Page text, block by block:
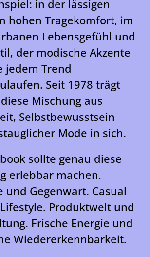
in der lässigen
hohen Tragekomfort, im
Lebensgefühl und
der modische Akzente
jedem Trend
Seit 1978 trägt
Mischung aus
Selbstbewusstsein
Mode in sich.
sollte genau diese
erlebbar machen.
und Gegenwart. Casual
Produktwelt und
Frische Energie und
Wiedererkennbarkeit.